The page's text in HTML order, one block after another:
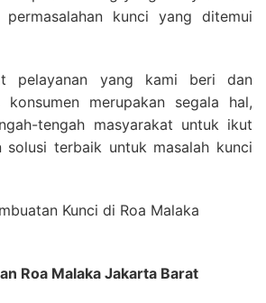
kunci yang ditemui
pelayanan yang kami beri dan
konsumen merupakan segala hal,
tengah masyarakat untuk ikut
solusi terbaik untuk masalah kunci
Roa Malaka Jakarta Barat